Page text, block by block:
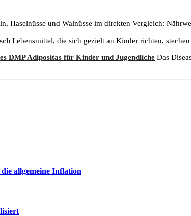
Haselnüsse und Walnüsse im direkten Vergleich:
Lebensmittel, die sich gezielt an Kinder richten,
DMP Adipositas für Kinder und Jugendliche Das
allgemeine Inflation